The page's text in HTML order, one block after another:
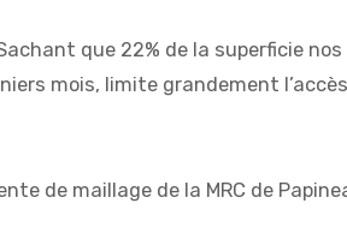
que 22% de la superficie
mois, limite grandement
de maillage de la MRC de